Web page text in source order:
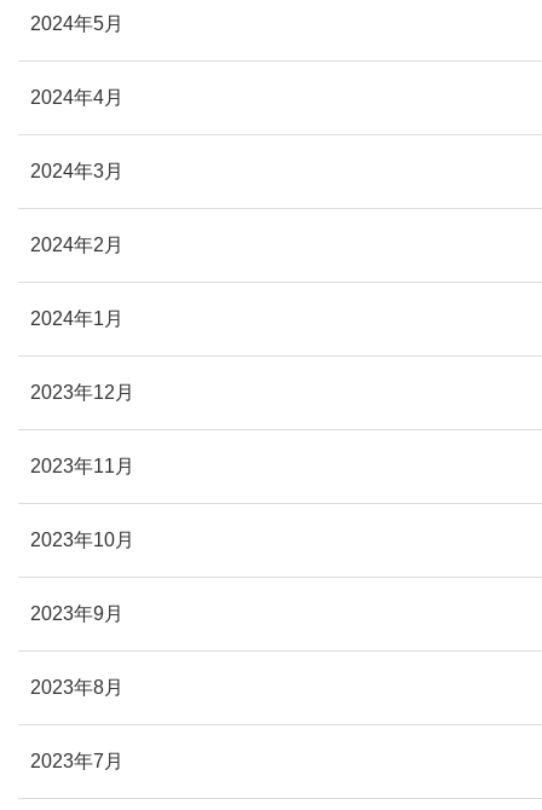
2024年5月
2024年4月
2024年3月
2024年2月
2024年1月
2023年12月
2023年11月
2023年10月
2023年9月
2023年8月
2023年7月